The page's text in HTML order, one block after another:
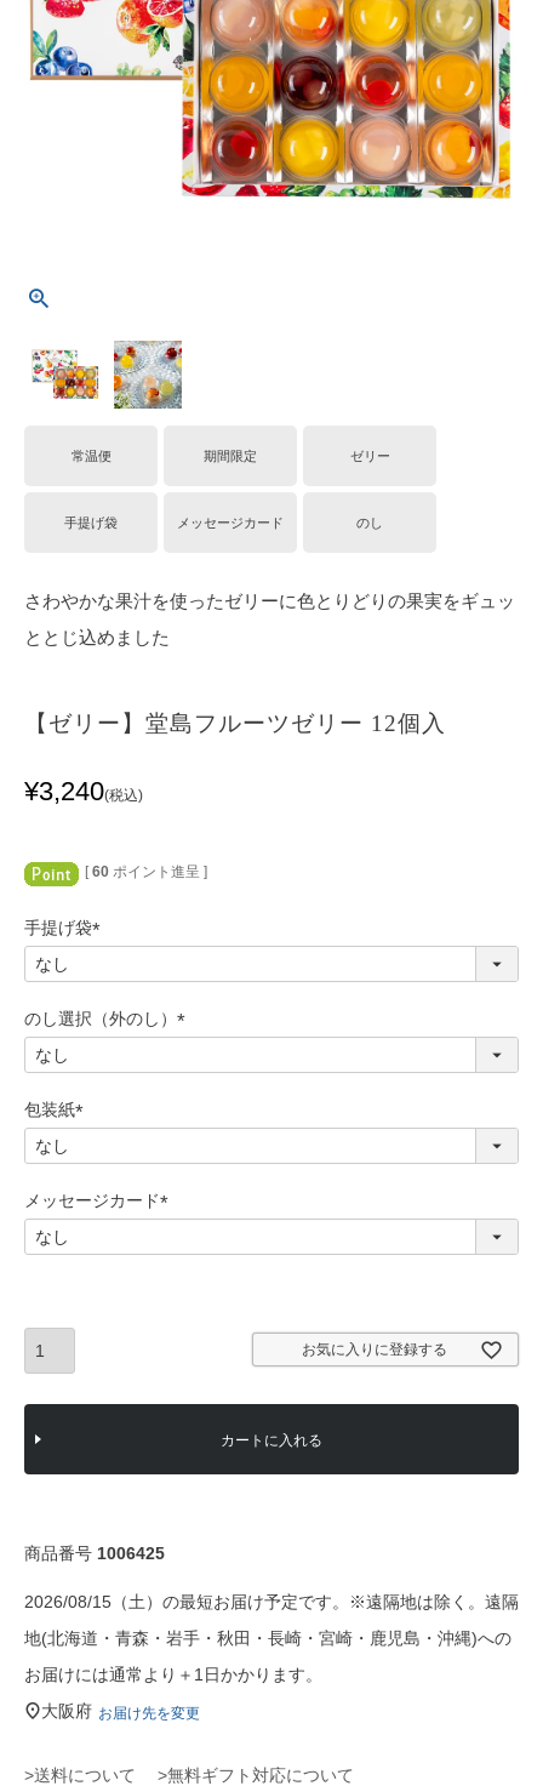
常温便 期間限定 ゼリー
手提げ袋 メッセージカード のし
さわやかな果汁を使ったゼリーに色とりどりの果実をギュッ
ととじ込めました
【ゼリー】堂島フルーツゼリー 12個入
¥3,240 税込
[ 60 ポイント進呈 ]
手提げ袋
必
のし選択（外のし）
必
包装紙
必
メッセージカード
必
お気に入りに登録する
カートに入れる
商品番号 1006425
2026/08/15（土）の最短お届け予定です。※遠隔地は除く。遠隔
地(北海道・青森・岩手・秋田・長崎・宮崎・鹿児島・沖縄)への
お届けには通常より＋1日かかります。
大阪府 お届け先を変更
>送料について >無料ギフト対応について